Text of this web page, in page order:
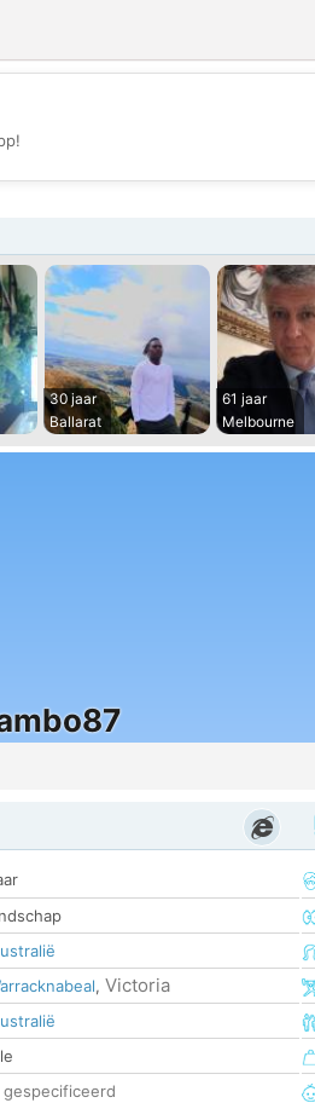
💕
30 jaar
Ballarat
61 jaar
Melbourne
, Victoria
gespecificeerd